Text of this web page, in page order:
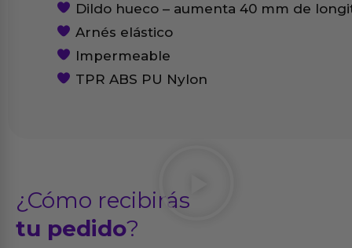
Dildo hueco – aumenta 40 mm de
Arnés elástico
Impermeable
TPR ABS PU Nylon
¿Cómo recibirás
tu pedido?